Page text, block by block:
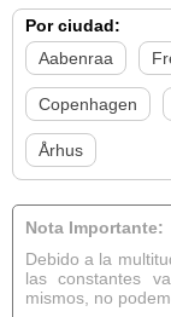
Por ciudad:
Aabenraa
Copenhagen
Århus
Nota Importante:
Debido a la
las constantes
mismos, no